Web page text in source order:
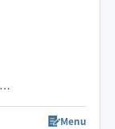
Menu